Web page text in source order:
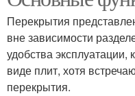
Перекрытия
вне зависимости
удобства
виде плит, хотя
перекрытия.